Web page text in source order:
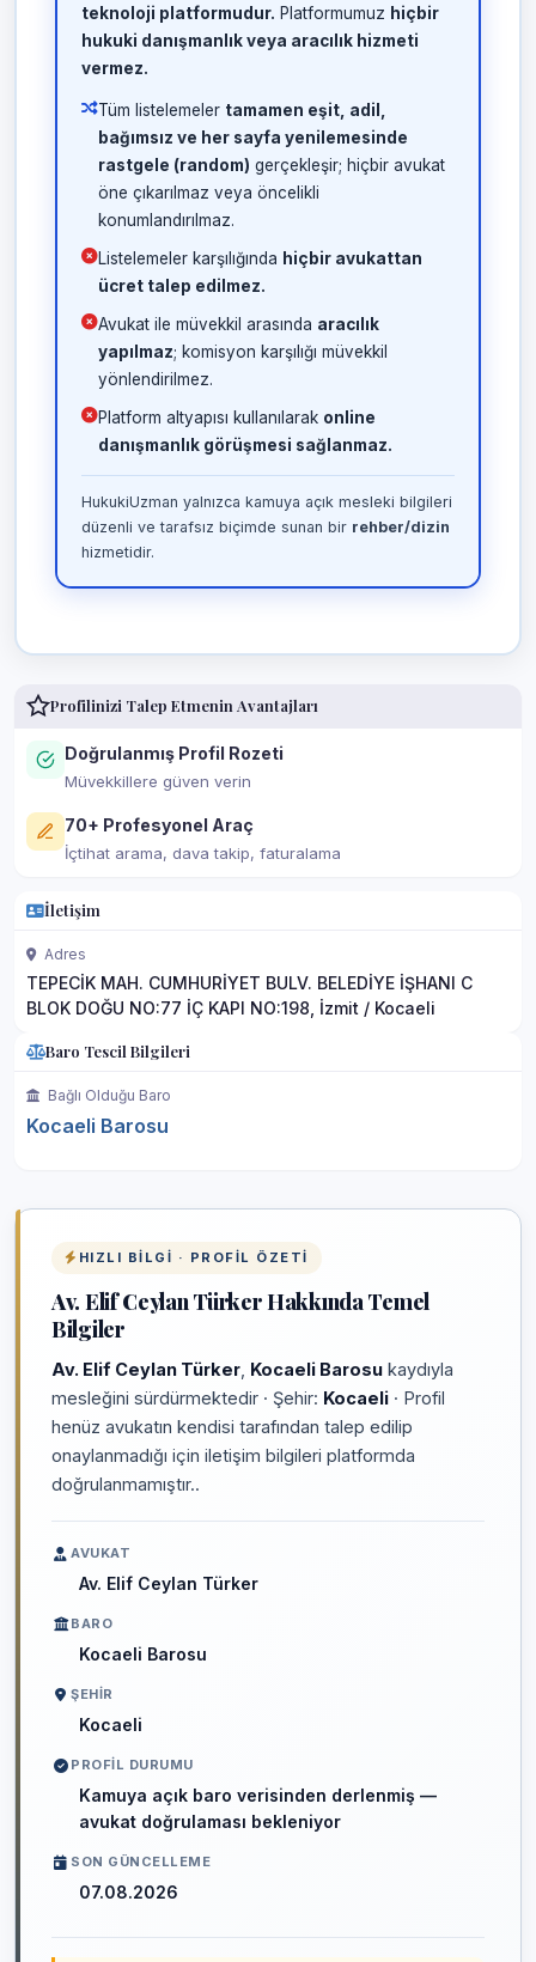
teknoloji platformudur. Platformumuz hiçbir
hukuki danışmanlık veya aracılık hizmeti
vermez.
Tüm listelemeler tamamen eşit, adil,
bağımsız ve her sayfa yenilemesinde
rastgele (random) gerçekleşir; hiçbir avukat
öne çıkarılmaz veya öncelikli
konumlandırılmaz.
Listelemeler karşılığında hiçbir avukattan
ücret talep edilmez.
Avukat ile müvekkil arasında aracılık
yapılmaz; komisyon karşılığı müvekkil
yönlendirilmez.
Platform altyapısı kullanılarak online
danışmanlık görüşmesi sağlanmaz.
HukukiUzman yalnızca kamuya açık mesleki bilgileri
düzenli ve tarafsız biçimde sunan bir rehber/dizin
hizmetidir.
Profilinizi Talep Etmenin Avantajları
Doğrulanmış Profil Rozeti
Müvekkillere güven verin
70+ Profesyonel Araç
İçtihat arama, dava takip, faturalama
İletişim
Adres
TEPECİK MAH. CUMHURİYET BULV. BELEDİYE İŞHANI C
BLOK DOĞU NO:77 İÇ KAPI NO:198, İzmit / Kocaeli
Baro Tescil Bilgileri
Bağlı Olduğu Baro
Kocaeli Barosu
HIZLI BILGI · PROFIL ÖZETI
Av. Elif Ceylan Türker Hakkında Temel
Bilgiler
Av. Elif Ceylan Türker Kocaeli Barosu kaydıyla
mesleğini sürdürmektedir · Şehir: Kocaeli · Profil
henüz avukatın kendisi tarafından talep edilip
onaylanmadığı için iletişim bilgileri platformda
doğrulanmamıştır..
AVUKAT
Av. Elif Ceylan Türker
BARO
Kocaeli Barosu
ŞEHIR
Kocaeli
PROFIL DURUMU
Kamuya açık baro verisinden derlenmiş —
avukat doğrulaması bekleniyor
SON GÜNCELLEME
07.08.2026